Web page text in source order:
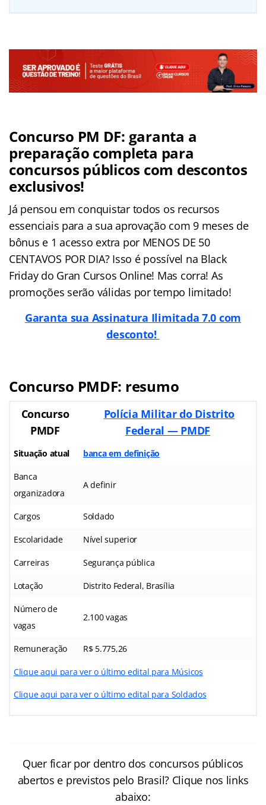
Concurso PM DF: garanta a
preparação completa para
concursos públicos com descontos
exclusivos!
Já pensou em conquistar todos os recursos
essenciais para a sua aprovação com 9 meses de
bônus e 1 acesso extra por MENOS DE 50
CENTAVOS POR DIA? Isso é possível na Black
Friday do Gran Cursos Online! Mas corra! As
promoções serão válidas por tempo limitado!
Garanta sua Assinatura Ilimitada 7.0 com
desconto!
Concurso PMDF: resumo
Concurso
PMDF
Polícia Militar do Distrito
Federal — PMDF
Situação atual banca em definição
Banca
organizadora
A definir
Cargos Soldado
Escolaridade Nível superior
Carreiras Segurança pública
Lotação Distrito Federal, Brasília
Número de
vagas
2.100 vagas
Remuneração R$ 5.775,26
Clique aqui para ver o último edital para Músicos
Clique aqui para ver o último edital para Soldados
Quer ficar por dentro dos concursos públicos
abertos e previstos pelo Brasil? Clique nos links
abaixo: